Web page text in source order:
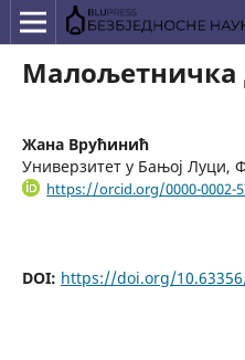
Малољетничка
Жана Врућинић
Универзитет у Бањој Луци,
https://orcid.org/0000-0002-
DOI: https://doi.org/